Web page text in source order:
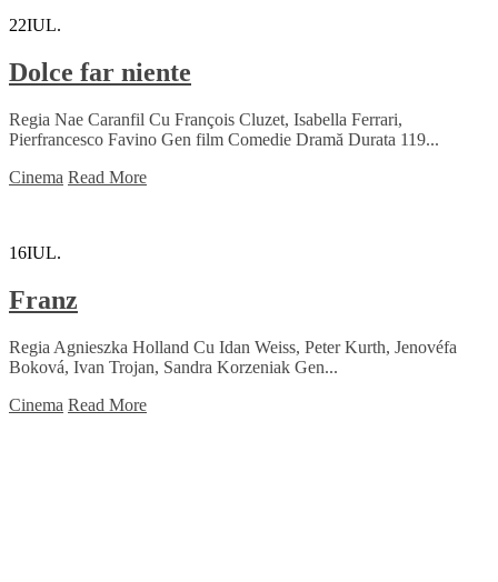
22IUL.
Dolce far niente
Regia Nae Caranfil Cu François Cluzet, Isabella Ferrari,
Pierfrancesco Favino Gen film Comedie Dramă Durata 119...
Cinema Read More
16IUL.
Franz
Regia Agnieszka Holland Cu Idan Weiss, Peter Kurth, Jenovéfa
Boková, Ivan Trojan, Sandra Korzeniak Gen...
Cinema Read More